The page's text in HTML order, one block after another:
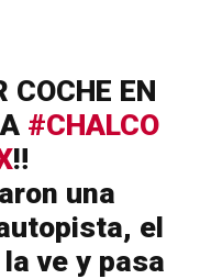
COCHE EN
#CHALCO
‼️
una
el
ve y pasa